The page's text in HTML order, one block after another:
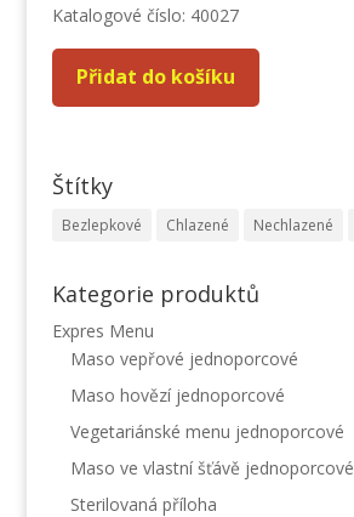
Katalogové číslo: 40027
Přidat do košíku
Štítky
Bezlepkové Chlazené Nechlazené
Kategorie produktů
Expres Menu
Maso vepřové jednoporcové
Maso hovězí jednoporcové
Vegetariánské menu jednoporcové
Maso ve vlastní šťávě jednoporcové
Sterilovaná příloha